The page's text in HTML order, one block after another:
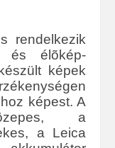
rendelkezik
és élõkép-
képek
képest. A
a
a Leica